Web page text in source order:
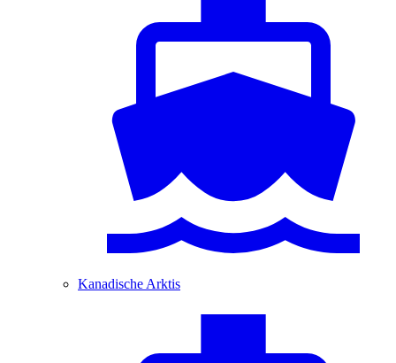
Kanadische Arktis